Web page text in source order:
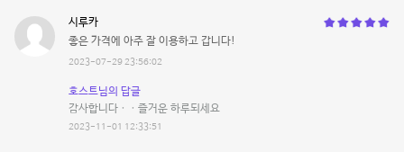
시루카
좋은 가격에 아주 잘 이용하고 갑니다!
2023-07-29 23:56:02
호스트님의 답글
감사합니다ㆍㆍ즐거운 하루되세요
2023-11-01 12:33:51